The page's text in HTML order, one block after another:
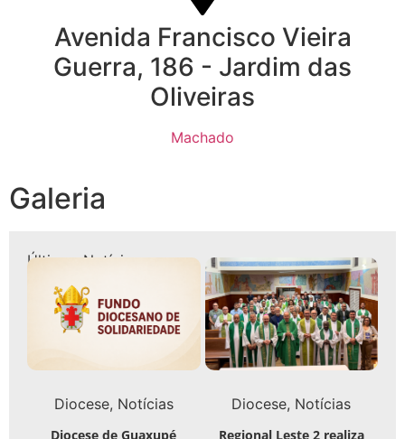
Avenida Francisco Vieira
Guerra, 186 - Jardim das
Oliveiras
Machado
Galeria
Últimas Notícias
Diocese Notícias
Diocese de Guaxupé
Diocese Notícias
Regional Leste 2 realiza